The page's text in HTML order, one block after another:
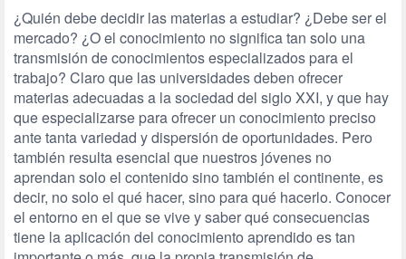
¿Quién debe decidir las materias a estudiar? ¿Debe ser el
mercado? ¿O el conocimiento no significa tan solo una
transmisión de conocimientos especializados para el
trabajo? Claro que las universidades deben ofrecer
materias adecuadas a la sociedad del siglo XXI, y que hay
que especializarse para ofrecer un conocimiento preciso
ante tanta variedad y dispersión de oportunidades. Pero
también resulta esencial que nuestros jóvenes no
aprendan solo el contenido sino también el continente, es
decir, no solo el qué hacer, sino para qué hacerlo. Conocer
el entorno en el que se vive y saber qué consecuencias
tiene la aplicación del conocimiento aprendido es tan